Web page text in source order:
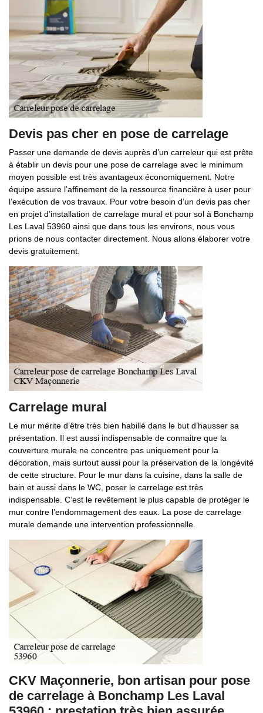
Devis pas cher en pose de carrelage
Passer une demande de devis auprès d’un carreleur qui est prête
à établir un devis pour une pose de carrelage avec le minimum
moyen possible est très avantageux économiquement. Notre
équipe assure l’affinement de la ressource financière à user pour
l’exécution de vos travaux. Pour votre besoin d’un devis pas cher
en projet d’installation de carrelage mural et pour sol à Bonchamp
Les Laval 53960 ainsi que dans tous les environs, nous vous
prions de nous contacter directement. Nous allons élaborer votre
devis gratuitement.
Carrelage mural
Le mur mérite d’être très bien habillé dans le but d’hausser sa
présentation. Il est aussi indispensable de connaitre que la
couverture murale ne concentre pas uniquement pour la
décoration, mais surtout aussi pour la préservation de la longévité
de cette structure. Pour le mur dans la cuisine, dans la salle de
bain et aussi dans le WC, poser le carrelage est très
indispensable. C’est le revêtement le plus capable de protéger le
mur contre l’endommagement des eaux. La pose de carrelage
murale demande une intervention professionnelle.
CKV Maçonnerie, bon artisan pour pose
de carrelage à Bonchamp Les Laval